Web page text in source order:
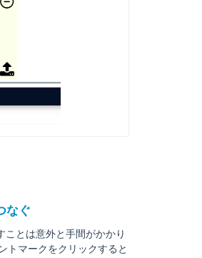
なぐ
とは意外と手間がかかり
トマークをクリックすると